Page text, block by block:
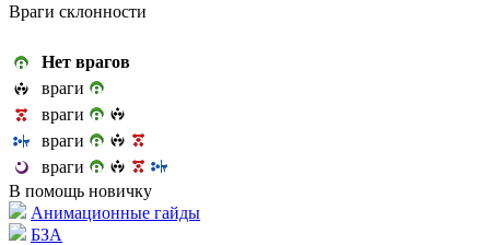
Враги склонности
Нет врагов
враги
враги
враги
враги
В помощь новичку
Анимационные гайды
БЗА